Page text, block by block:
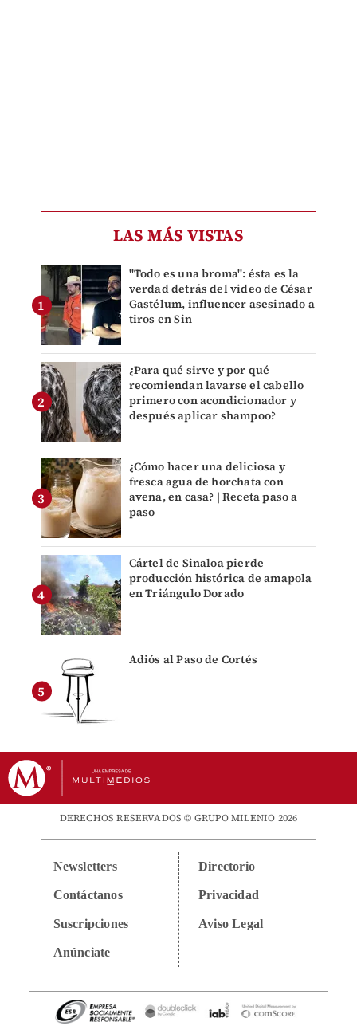
LAS MÁS VISTAS
"Todo es una broma": ésta es la
verdad detrás del video de César
Gastélum, influencer asesinado a
tiros en Sin
¿Para qué sirve y por qué
recomiendan lavarse el cabello
primero con acondicionador y
después aplicar shampoo?
¿Cómo hacer una deliciosa y
fresca agua de horchata con
avena, en casa? | Receta paso a
paso
Cártel de Sinaloa pierde
producción histórica de amapola
en Triángulo Dorado
Adiós al Paso de Cortés
DERECHOS RESERVADOS © GRUPO MILENIO 2026
Newsletters
Contáctanos
Suscripciones
Anúnciate
Directorio
Privacidad
Aviso Legal